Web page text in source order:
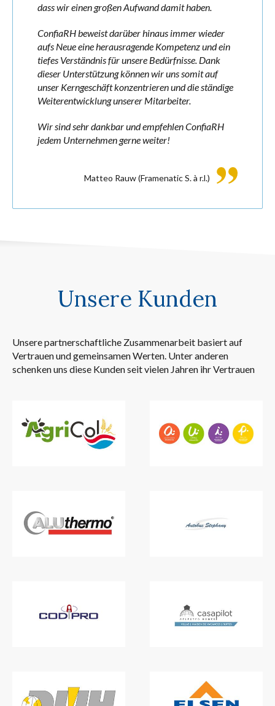
dass wir einen großen Aufwand damit haben.
ConfiaRH beweist darüber hinaus immer wieder
aufs Neue eine herausragende Kompetenz und ein
tiefes Verständnis für unsere Bedürfnisse. Dank
dieser Unterstützung können wir uns somit auf
unser Kerngeschäft konzentrieren und die ständige
Weiterentwicklung unserer Mitarbeiter.
Wir sind sehr dankbar und empfehlen ConfiaRH
jedem Unternehmen gerne weiter!
Matteo Rauw(Framenatic S. à r.l.)
Unsere Kunden
Unsere partnerschaftliche Zusammenarbeit basiert auf
Vertrauen und gemeinsamen Werten. Unter anderen
schenken uns diese Kunden seit vielen Jahren ihr Vertrauen